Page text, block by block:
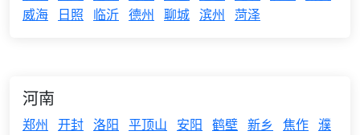
威海
日照 临沂 德州 聊城 滨州 菏泽
河南
郑州 开封 洛阳 平顶山 安阳 鹤壁 新乡 焦作 濮